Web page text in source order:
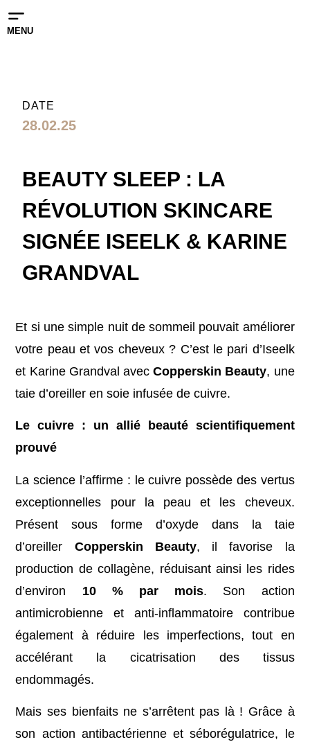
MENU
DATE
28.02.25
BEAUTY SLEEP : LA
RÉVOLUTION SKINCARE
SIGNÉE ISEELK & KARINE
GRANDVAL
Et si une simple nuit de sommeil pouvait améliorer
votre peau et vos cheveux ? C’est le pari d’Iseelk
et Karine Grandval avecCopperskin Beauty, une
taie d’oreiller en soie infusée de cuivre.
Le cuivre : un allié beauté scientifiquement
prouvé
La science l’affirme : le cuivre possède des vertus
exceptionnelles pour la peau et les cheveux.
Présent sous forme d’oxyde dans la taie
d’oreiller Copperskin Beauty, il favorise la
production de collagène, réduisant ainsi les rides
d’environ 10 % par mois. Son action
antimicrobienne et anti-inflammatoire contribue
également à réduire les imperfections, tout en
accélérant la cicatrisation des tissus
endommagés.
Mais ses bienfaits ne s’arrêtent pas là ! Grâce à
son action antibactérienne et séborégulatrice, le